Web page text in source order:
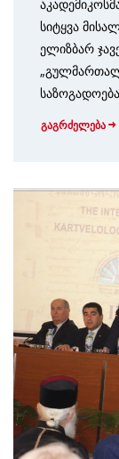
სიტყვა
ელიზბარ
გაგრძელება